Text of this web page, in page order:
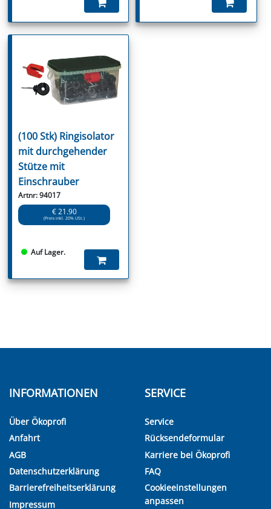
(100 Stk) Ringisolator
mit durchgehender
Stütze mit
Einschrauber
Artnr: 94017
€ 21.90
(Preis inkl. 20% USt.)
Auf Lager.
INFORMATIONEN
Über Ökoprofi
Anfahrt
AGB
Datenschutzerklärung
Barrierefreiheitserklärung
Impressum
SERVICE
Service
Rücksendeformular
Karriere bei Ökoprofi
FAQ
Cookieeinstellungen
anpassen